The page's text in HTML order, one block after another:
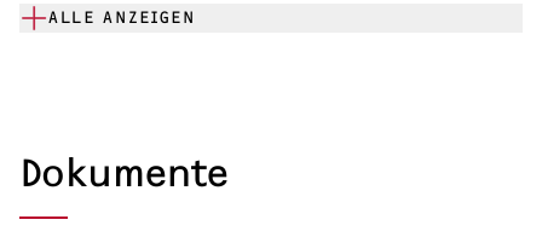
Serviceleistungen
ALLE ANZEIGEN
Dokumente